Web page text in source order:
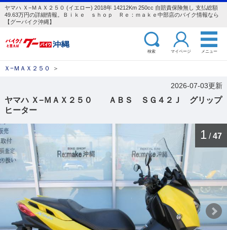
ヤマハ Ｘ−ＭＡＸ２５０ (イエロー) 2018年 14212Km 250cc 自賠責保険無し 支払総額
49.63万円の詳細情報。Ｂｉｋｅ ｓｈｏｐ Ｒｅ：ｍａｋｅ中部店のバイク情報なら
【グーバイク沖縄】
検索 マイページ メニュー
Ｘ−ＭＡＸ２５０ ＞
2026-07-03更新
ヤマハ Ｘ−ＭＡＸ２５０ ＡＢＳ ＳＧ４２Ｊ グリップ
ヒーター
1 / 47